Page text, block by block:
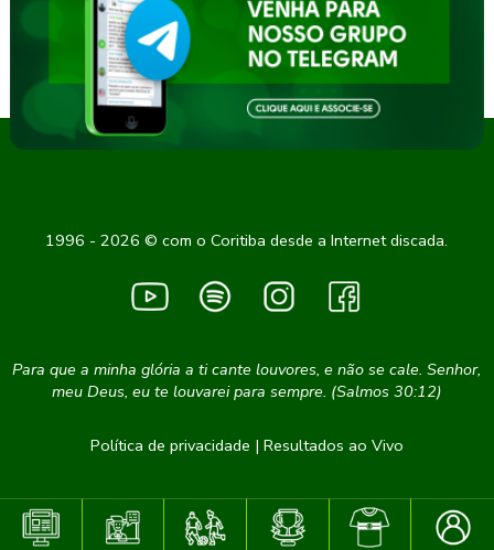
1996 - 2026 © com o Coritiba desde a Internet discada.
Para que a minha glória a ti cante louvores, e não se cale. Senhor,
meu Deus, eu te louvarei para sempre. (Salmos 30:12)
Política de privacidade | Resultados ao Vivo